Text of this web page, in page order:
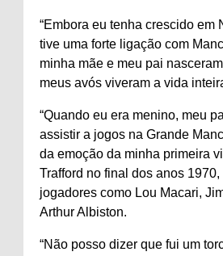
“Embora eu tenha crescido em
tive uma forte ligação com
minha mãe e meu pai
meus avós viveram a vida
“Quando eu era menino, meu
assistir a jogos na Grande
da emoção da minha primeira
Trafford no final dos anos
jogadores como Lou Macari,
Arthur Albiston.
“Não posso dizer que fui um